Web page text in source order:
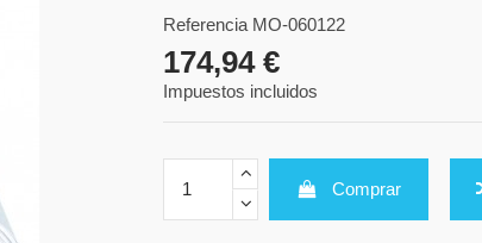
Referencia MO-060122
174,94 €
Impuestos incluidos
Comprar